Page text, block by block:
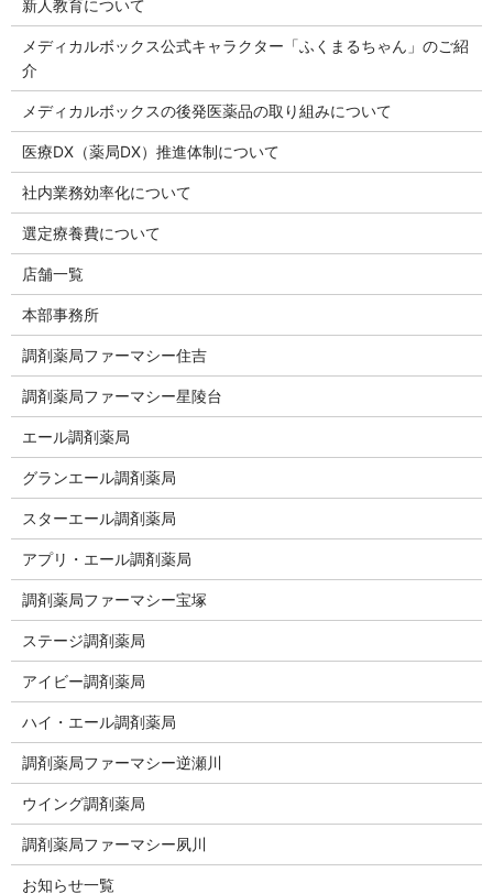
新人教育について
メディカルボックス公式キャラクター「ふくまるちゃん」のご紹
介
メディカルボックスの後発医薬品の取り組みについて
医療DX（薬局DX）推進体制について
社内業務効率化について
選定療養費について
店舗一覧
本部事務所
調剤薬局ファーマシー住吉
調剤薬局ファーマシー星陵台
エール調剤薬局
グランエール調剤薬局
スターエール調剤薬局
アプリ・エール調剤薬局
調剤薬局ファーマシー宝塚
ステージ調剤薬局
アイビー調剤薬局
ハイ・エール調剤薬局
調剤薬局ファーマシー逆瀬川
ウイング調剤薬局
調剤薬局ファーマシー夙川
お知らせ一覧